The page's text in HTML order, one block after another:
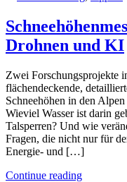
Drohnen und KI
Zwei Forschungsprojekte
flächendeckende,
Schneehöhen in den
Wieviel Wasser ist darin
Talsperren? Und wie
Fragen, die nicht nur für
Energie- und […]
Continue reading